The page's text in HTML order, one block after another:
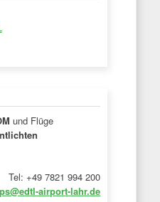
und Flüge
Tel: +49 7821 994 200
airport-lahr.de